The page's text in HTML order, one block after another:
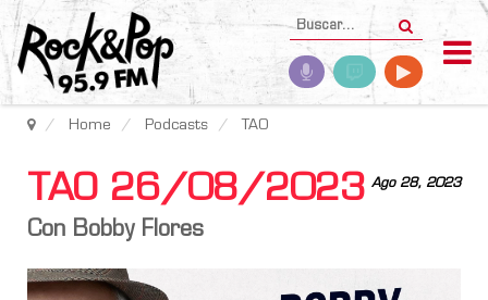
Home Podcasts TAO
Ago 28, 2023
TAO 26/08/2023
Con Bobby Flores